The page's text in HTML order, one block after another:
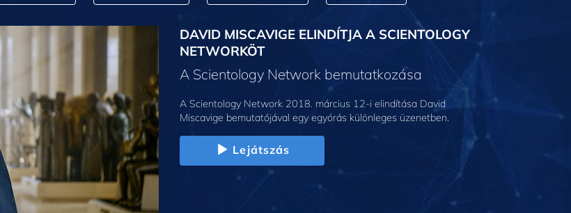
DAVID MISCAVIGE ELINDÍTJA A SCIENTOLOGY
NETWORKÖT
A Scientology Network bemutatkozása
A Scientology Network 2018. március 12-i elindítása David
Miscavige bemutatójával egy egyórás különleges üzenetben.
Lejátszás